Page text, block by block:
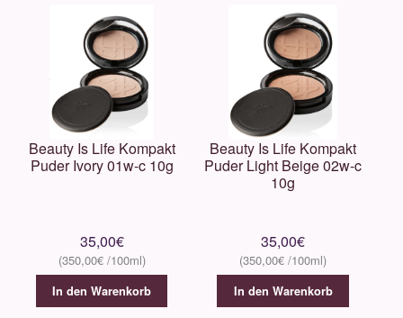
Beauty Is Life Kompakt
Puder Ivory 01w-c 10g
35,00€
350,00€
In den Warenkorb
Beauty Is Life Kompakt
Puder Light Beige 02w-c
10g
35,00€
350,00€
In den Warenkorb